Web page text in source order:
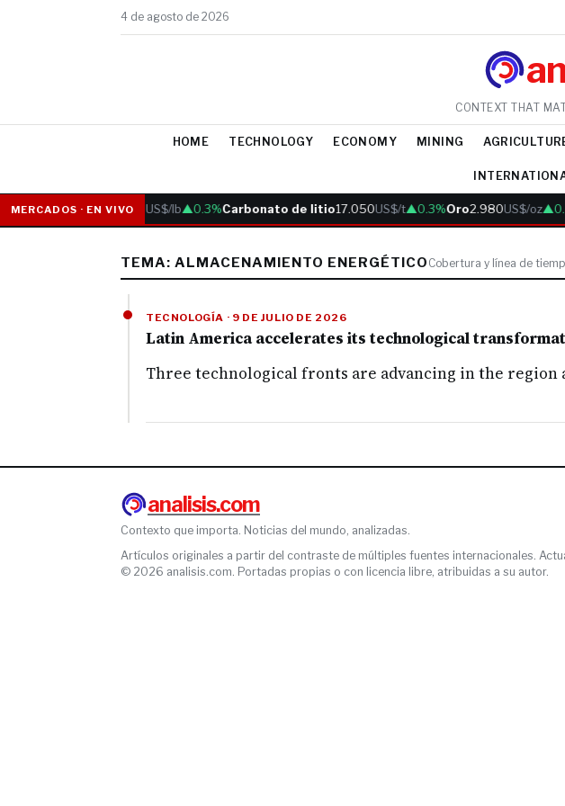
4 de agosto de 2026
CONTEXT THAT
HOME TECHNOLOGY ECONOMY MINING
MERCADOS · EN VIVO
Cobre6.05 US$/lb▲0.3%Carbonato de litio17.050US$/t▲0.3%Oro2.980US$/oz
TEMA: ALMACENAMIENTO ENERGÉTICO Cobertura y línea de
TECNOLOGÍA · 9 DE JULIO DE 2026
Latin America accelerates its technological
Three technological fronts are advancing in the
analisis.com
Contexto que importa. Noticias del mundo, analizadas.
Artículos originales a partir del contraste de múltiples fuentes internacionales.
© 2026 analisis.com. Portadas propias o con licencia libre, atribuidas a su autor.